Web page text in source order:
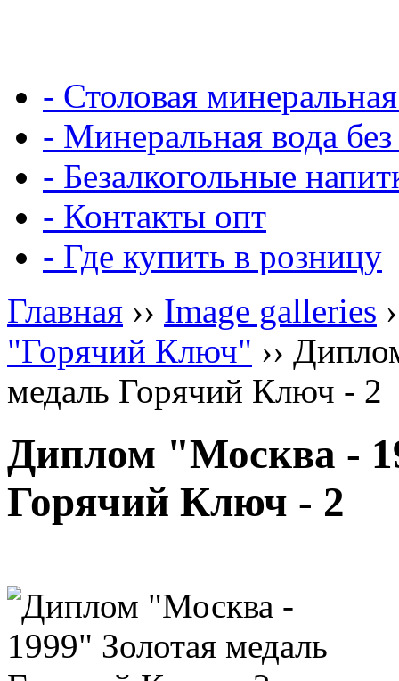
- Столовая
- Минеральная вода
- Безалкогольные
- Контакты опт
- Где купить в розницу
Главная ›› Image galleries
"Горячий Ключ" ››
медаль Горячий Ключ - 2
Диплом "Москва -
Горячий Ключ - 2